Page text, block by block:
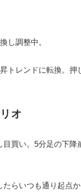
し調整中。
トレンドに転換。押
オ
買い。5分足の下降
らいつも通り起点